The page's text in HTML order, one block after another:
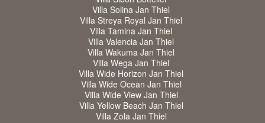
Villa Solina Jan Thiel
Villa Streya Royal Jan Thiel
Villa Tamina Jan Thiel
Villa Valencia Jan Thiel
Villa Wakuma Jan Thiel
Villa Wega Jan Thiel
Villa Wide Horizon Jan Thiel
Villa Wide Ocean Jan Thiel
Villa Wide View Jan Thiel
Villa Yellow Beach Jan Thiel
Villa Zola Jan Thiel